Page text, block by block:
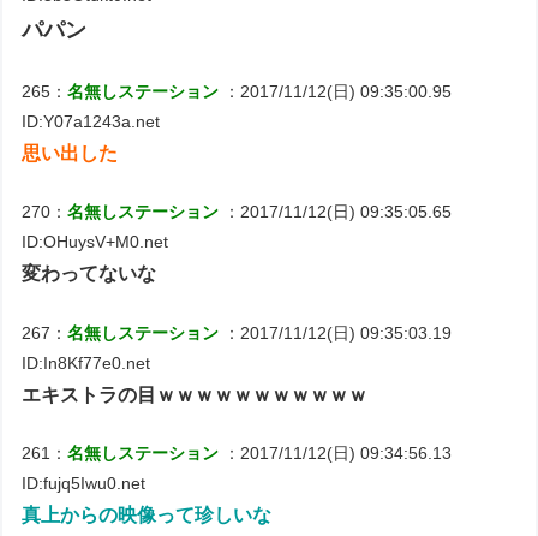
パパン
265：名無しステーション
：2017/11/12(日) 09:35:00.95
ID:Y07a1243a.net
思い出した
270：名無しステーション
：2017/11/12(日) 09:35:05.65
ID:OHuysV+M0.net
変わってないな
267：名無しステーション
：2017/11/12(日) 09:35:03.19
ID:In8Kf77e0.net
エキストラの目ｗｗｗｗｗｗｗｗｗｗｗ
261：名無しステーション
：2017/11/12(日) 09:34:56.13
ID:fujq5Iwu0.net
真上からの映像って珍しいな